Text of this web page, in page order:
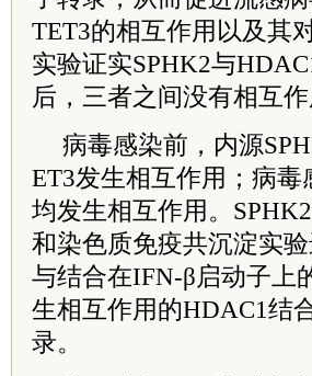
TET3的相互作用以及其
实验证实SPHK2与
后，三者之间没有相互作
病毒感染前，内源
ET3发生相互作用；病
均发生相互作用。
和染色质免疫共沉淀实
与结合在IFN-β启动子上
生相互作用的HDAC1结
录。